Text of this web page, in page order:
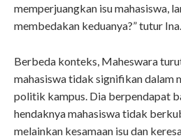
memperjuangkan isu mahasiswa,
membedakan keduanya?” tutur Ina.
Berbeda konteks, Maheswara
mahasiswa tidak signifikan dalam
politik kampus. Dia berpendapat
hendaknya mahasiswa tidak
melainkan kesamaan isu dan